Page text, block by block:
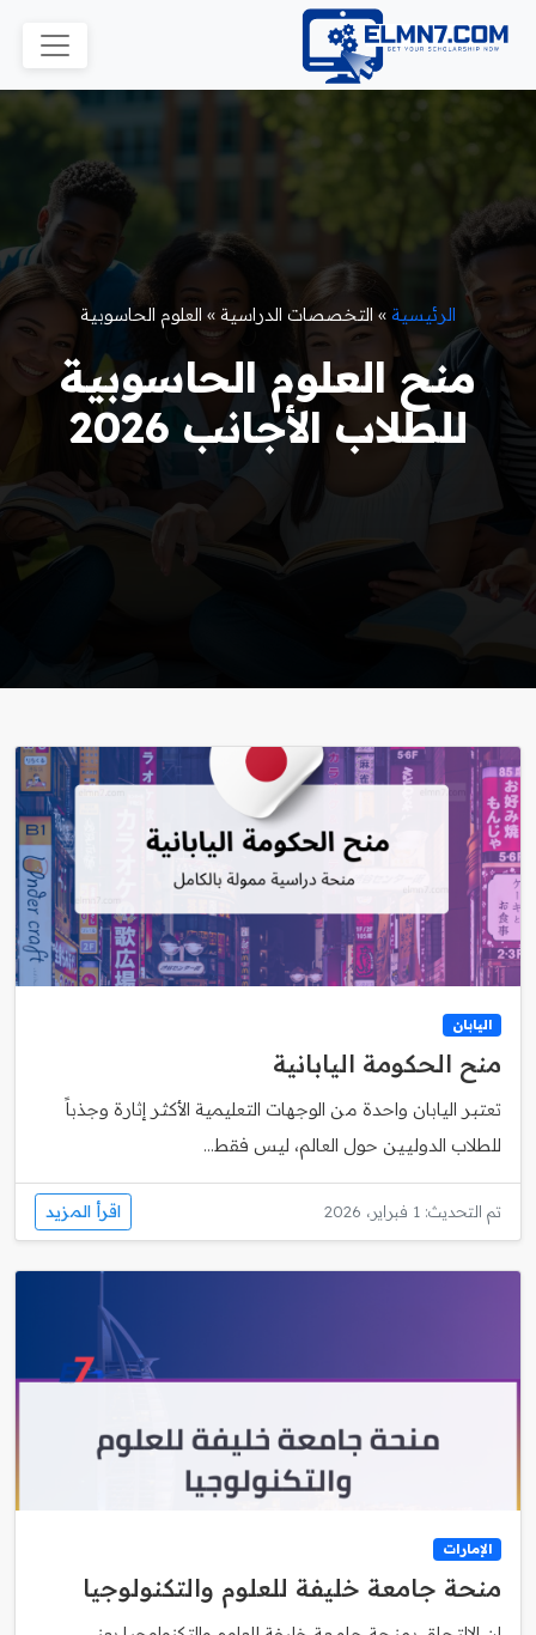
الرئيسية »التخصصات الدراسية » العلوم الحاسوبية
منح العلوم الحاسوبية
للطلاب الأجانب 2026
اليابان
منح الحكومة اليابانية
تعتبر اليابان واحدة من الوجهات التعليمية الأكثر إثارة وجذباً
للطلاب الدوليين حول العالم، ليس فقط...
تم التحديث: 1 فبراير، 2026 اقرأ المزيد
الإمارات
منحة جامعة خليفة للعلوم والتكنولوجيا